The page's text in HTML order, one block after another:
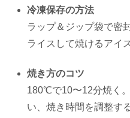
冷凍保存の方法
ラップ＆ジップ袋で密
ライスして焼けるアイ
焼き方のコツ
180℃で10〜12分焼く
い、焼き時間を調整す